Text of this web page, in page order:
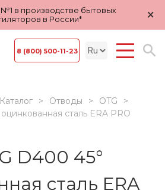
в производстве бытовых
в России*
×
8 (800) 500-11-23
Каталог Отводы
OTG
сталь ERA PRO
D400 45°
сталь ERA